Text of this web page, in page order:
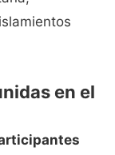
en el